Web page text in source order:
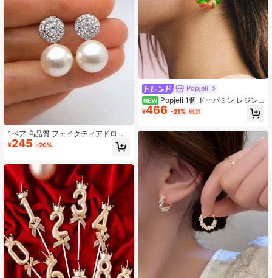
1ペア 高品質 フェイクティアドロッ
プパール ピアス ブライダル 結婚式
ブライズメイド ジュエリー 夏 アク
¥245 -20%
Popjeli
NEW Popjeli 1個 ドーパミン レジン
ラウンドピアス
¥466 -21% 概算